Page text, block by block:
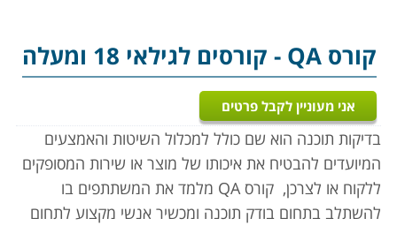
קורס QA - קורסים לגילאי 18 ומעלה
אני מעוניין לקבל פרטים
בדיקות תוכנה הוא שם כולל למכלול השיטות והאמצעים
המיועדים להבטיח את איכותו של מוצר או שירות המסופקים
ללקוח או לצרכן, קורס QA מלמד את המשתתפים בו
להשתלב בתחום בודק תוכנה ומכשיר אנשי מקצוע לתחום